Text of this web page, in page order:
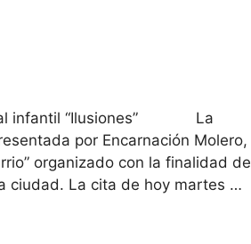
infantil “Ilusiones” La
por Encarnación Molero,
organizado con la finalidad de
ciudad. La cita de hoy martes …